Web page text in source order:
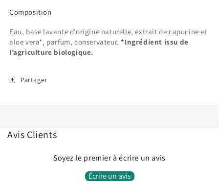
Composition
Eau, base lavante d’origine naturelle, extrait de capucine et
aloe vera*, parfum, conservateur.*Ingrédient issu de
l’agriculture biologique.
Partager
Avis Clients
Soyez le premier à écrire un avis
Écrire un avis
Connexion requise
Connectez-vous à votre compte pour ajouter des
produits à votre liste de souhaits et afficher vos